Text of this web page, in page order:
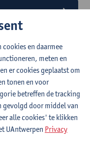
een voordeeltarief bij
Het lidmaatschap kost
je een uitnodiging
van het lidgeld gaat je
bij deelname aan
en daarmee
meten en
er cookies geplaatst om
tonen en voor
betreffen de tracking
gevolgd door middel van
alle cookies' te klikken
UAntwerpen Privacy